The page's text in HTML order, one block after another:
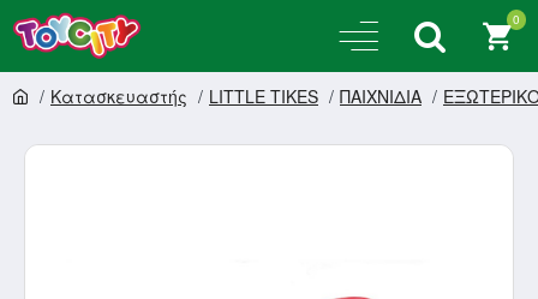
0
Κατασκευαστής LITTLE TIKES ΠΑΙΧΝΙΔΙΑ